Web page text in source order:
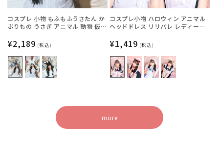
コスプレ 小物 もふもふうさたん か
ぶりもの うさぎ アニマル 動物 仮装
ック【クリアストーン】
通
常
価
格
¥2,189 (税込)
コスプレ小物 ハロウィン アニマル
ヘッドドレス リリパレ レディース
ぎ/くま【クリアストーン】
通
常
価
格
¥1,419 (税込)
more